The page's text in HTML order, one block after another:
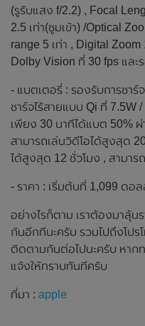
(รูรับแสง f/2.2) , Focal
2.5 เท่า(ซูมเข้า) /Optical
range 5 เท่า , Digital
Dolby Vision ที่ 30 fps และ
- แบตเตอรี่ : รองรับการชาร์
ชาร์จไร้สายแบบ Qi ที่ 7.5W
เพียง 30 นาทีได้แบต 50%
สามารถเล่นวิดีโอได้สูงสุด
ได้สูงสุด 12 ชั่วโมง , สามาร
- ราคา : เริ่มต้นที่ 1,099 ดอ
อย่างไรก็ตาม เราต้องมาลุ้น
กันอีกทีนะครับ รวมไปถึงโป
ติดตามกันต่อไปนะครับ หากท
แจ้งให้ทราบทันทีครับ
ที่มา : apple